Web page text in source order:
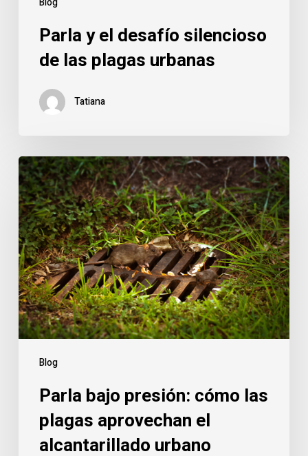
Parla y el desafío silencioso
de las plagas urbanas
Tatiana
Blog
Parla
bajo
presión:
cómo
las
plagas
aprovechan
el
alcantarillado
urbano
Parla bajo presión: cómo las
plagas aprovechan el
alcantarillado urbano